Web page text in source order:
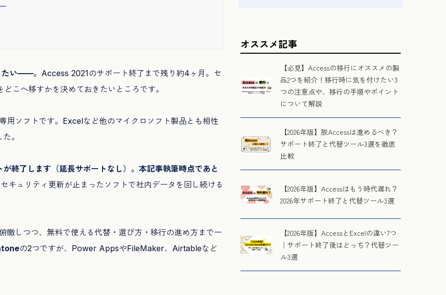
たい——。 Access 2021のサポート終了まで残り約4ヶ月。セ
こへ移すかを決めておきたいところです。
用ソフトです。Excelなど他のマイクロソフト製品とも相性
。
終了します（延長サポートなし）。本記事執筆時点であと
キュリティ更新が止まったソフトで社内データを回し続ける
しつつ、無料で使える代替・選び方・移行の進め方まで一
の2つですが、Power AppsやFileMaker、Airtableなど
オススメ記事
【必見】Accessの移行にオススメの製
品2つを紹介！移行時に気を付けたい3
つの注意点や、移行の手順やポイント
について解説
【2026年版】脱Accessは進めるべき？
サポート終了と代替ツール3選を徹底
比較
【2026年版】Accessはもう時代遅れ？
2026年サポート終了と代替ツール3選
【2026年版】AccessとExcelの違い7つ
｜サポート終了後はどっち？代替ツー
ル3選